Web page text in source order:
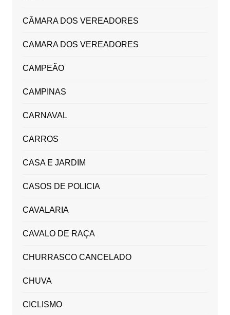
CÂMARA DOS VEREADORES
CAMARA DOS VEREADORES
CAMPEÃO
CAMPINAS
CARNAVAL
CARROS
CASA E JARDIM
CASOS DE POLICIA
CAVALARIA
CAVALO DE RAÇA
CHURRASCO CANCELADO
CHUVA
CICLISMO